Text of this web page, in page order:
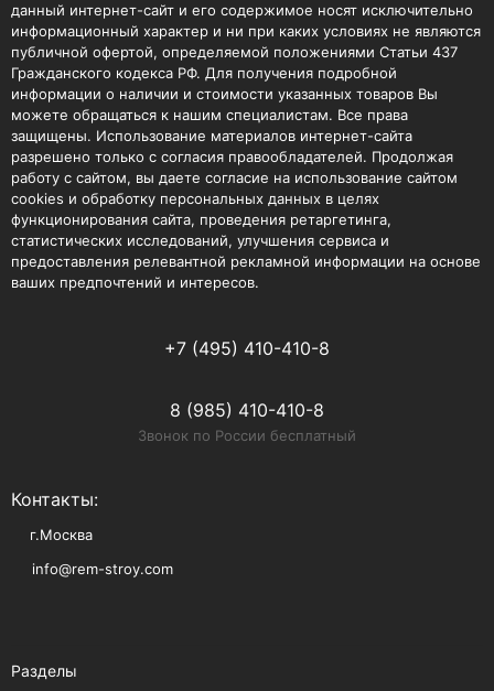
данный интернет-сайт и его содержимое носят исключительно
информационный характер и ни при каких условиях не являются
публичной офертой, определяемой положениями Статьи 437
Гражданского кодекса РФ. Для получения подробной
информации о наличии и стоимости указанных товаров Вы
можете обращаться к нашим специалистам. Все права
защищены. Использование материалов интернет-сайта
разрешено только с согласия правообладателей. Продолжая
работу с сайтом, вы даете согласие на использование сайтом
cookies и обработку персональных данных в целях
функционирования сайта, проведения ретаргетинга,
статистических исследований, улучшения сервиса и
предоставления релевантной рекламной информации на основе
ваших предпочтений и интересов.
+7 (495) 410-410-8
8 (985) 410-410-8
Звонок по России бесплатный
Контакты:
г.Москва
info@rem-stroy.com
Разделы